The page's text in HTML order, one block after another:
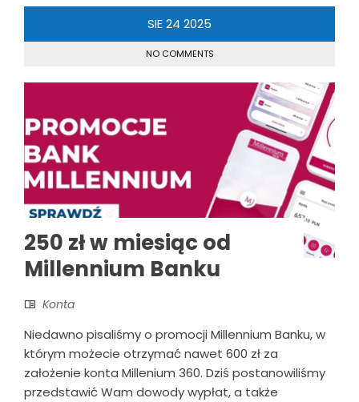
SIE24 2025
NO COMMENTS
250 zł w miesiąc od
Millennium Banku
Konta
Niedawno pisaliśmy o promocji Millennium Banku, w
którym możecie otrzymać nawet 600 zł za
założenie konta Millenium 360. Dziś postanowiliśmy
przedstawić Wam dowody wypłat, a także